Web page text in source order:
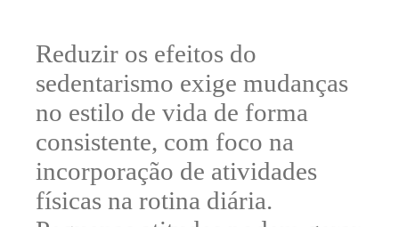
Reduzir os efeitos do
sedentarismo exige mudanças
no estilo de vida de forma
consistente, com foco na
incorporação de atividades
físicas na rotina diária.